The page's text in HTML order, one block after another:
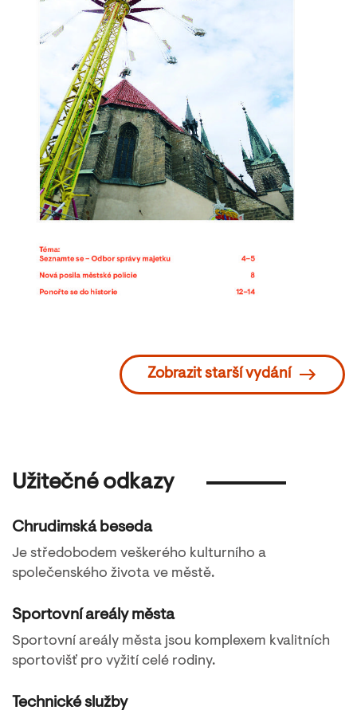
Zobrazit starší vydání
Užitečné odkazy
Chrudimská beseda
Je středobodem veškerého kulturního a
společenského života ve městě.
Sportovní areály města
Sportovní areály města jsou komplexem kvalitních
sportovišť pro vyžití celé rodiny.
Technické služby